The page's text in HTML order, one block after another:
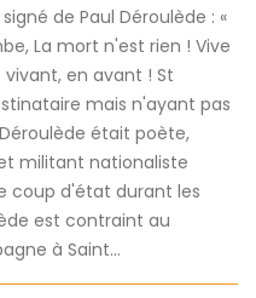
de Paul Déroulède : «
La mort n'est rien ! Vive
en avant ! St
mais n'ayant pas
était poète,
militant nationaliste
coup d'état durant les
est contraint au
à Saint...